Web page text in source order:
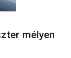
mélyen